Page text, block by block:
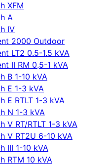
XFM
A
IV
2000 Outdoor
LT2 0.5-1.5 kVA
II RM 0,5-1 kVA
B 1-10 kVA
E 1-3 kVA
E RTLT 1-3 kVA
N 1-3 kVA
V RT/RTLT 1-3 kVA
V RT2U 6-10 kVA
III 1-10 kVA
RTM 10 kVA